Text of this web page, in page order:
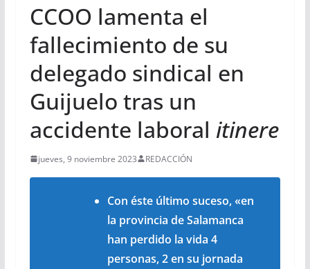
CCOO lamenta el
fallecimiento de su
delegado sindical en
Guijuelo tras un
accidente laboral itinere
jueves, 9 noviembre 2023 REDACCIÓN
Con éste último suceso, «en
la provincia de Salamanca
han perdido la vida 4
personas, 2 en su jornada